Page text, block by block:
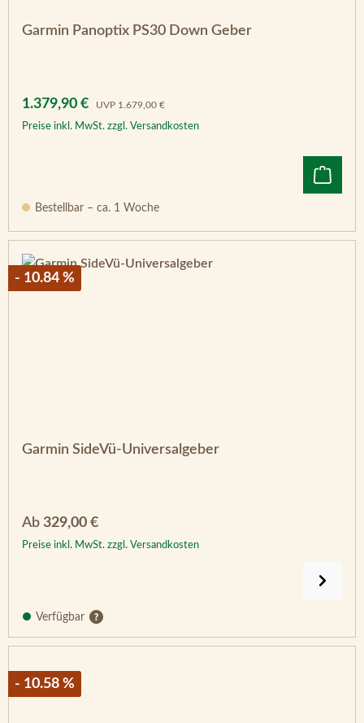
Garmin Panoptix PS30 Down Geber
Verkaufspreis:
1.379,90 € UVP Regulärer Preis:
1.679,00 €
Preise inkl. MwSt. zzgl. Versandkosten
Bestellbar – ca. 1 Woche
- 10.84 %
Garmin SideVü-Universalgeber
Regulärer Preis:
Ab 329,00 €
Preise inkl. MwSt. zzgl. Versandkosten
Verfügbar
- 10.58 %